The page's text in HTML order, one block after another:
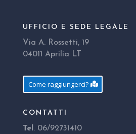
UFFICIO E SEDE LEGALE
Via A. Rossetti, 19
04011 Aprilia LT
Come raggiungerci?
CONTATTI
Tel . 06/92731410